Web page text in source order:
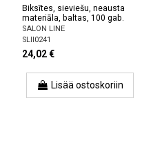
Biksītes, sieviešu, neausta
materiāla, baltas, 100 gab.
SALON LINE
SLII0241
24,02 €
Lisää ostoskoriin